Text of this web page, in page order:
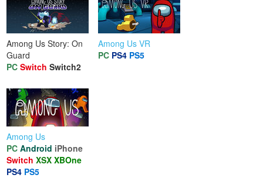
Among Us Story: On
Guard
PC Switch Switch2
Among Us VR
PC PS4 PS5
Among Us
PC Android iPhone
Switch XSX XBOne
PS4 PS5